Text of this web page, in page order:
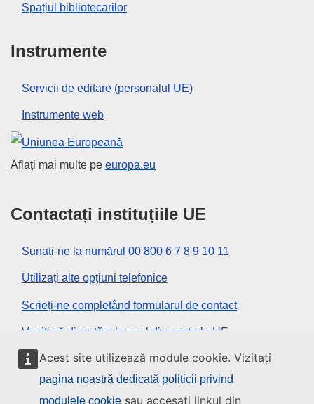
Acest site utilizează module cookie. Vizitați
pagina noastră dedicată politicii privind
modulele cookie sau accesați linkul din
Spațiul bibliotecarilor
Instrumente
Servicii de editare (personalul UE)
Instrumente web
Uniunea Europeană
Aflați mai multe pe europa.eu
Contactați instituțiile UE
Sunați-ne la numărul 00 800 6 7 8 9 10 11
Utilizați alte opțiuni telefonice
Scrieți-ne completând formularul de contact
Veniți să discutăm la unul din centrele UE
Rețele sociale